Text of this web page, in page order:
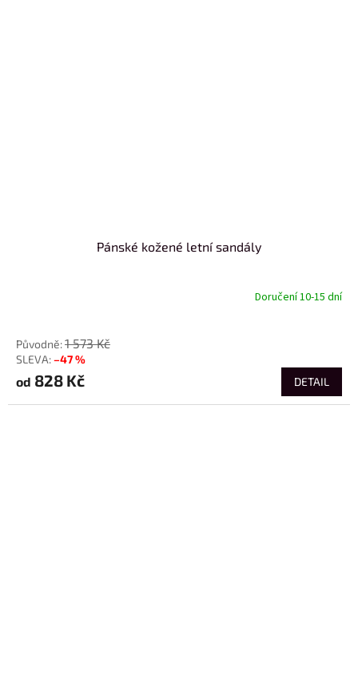
Pánské kožené letní sandály
Doručení 10-15 dní
1 573 Kč
–47 %
od 828 Kč DETAIL